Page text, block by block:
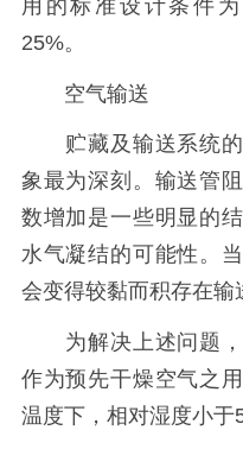
用的标准设计条件
25%。
空气输送
贮藏及输送系统的
象最为深刻。输送管
数增加是一些明显的
水气凝结的可能性。
会变得较黏而积存在输
为解决上述问题，
作为预先干燥空气之
温度下，相对湿度小于